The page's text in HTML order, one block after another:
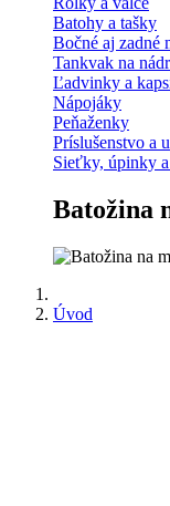
Batohy a tašky
Bočné aj zadné
Tankvak na
Ľadvinky a
Nápojáky
Peňaženky
Príslušenstvo a
Sieťky, úpinky
Batožina
Úvod